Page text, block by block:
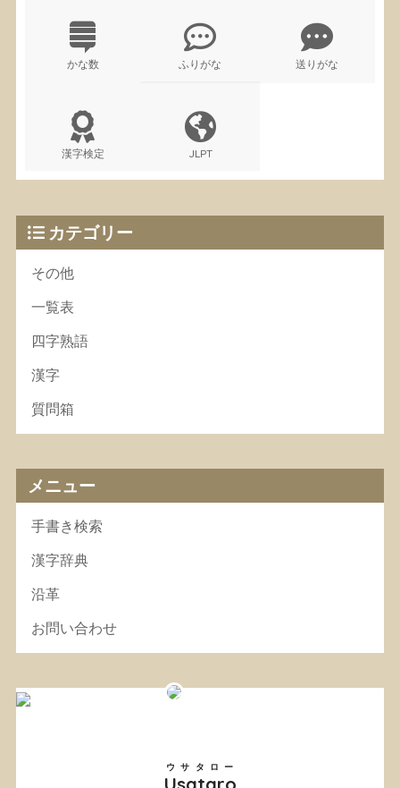
かな数 ふりがな 送りがな
漢字検定 JLPT
カテゴリー
その他
一覧表
四字熟語
漢字
質問箱
メニュー
手書き検索
漢字辞典
沿革
お問い合わせ
ウサタロー